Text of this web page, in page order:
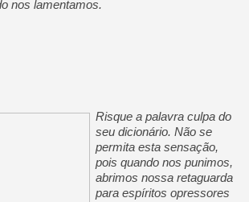
nos lamentamos.
Risque a palavra culpa do
seu dicionário. Não se
permita esta sensação,
pois quando nos punimos,
abrimos nossa retaguarda
para espíritos opressores